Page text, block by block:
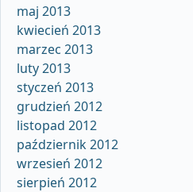
maj 2013
kwiecień 2013
marzec 2013
luty 2013
styczeń 2013
grudzień 2012
listopad 2012
październik 2012
wrzesień 2012
sierpień 2012